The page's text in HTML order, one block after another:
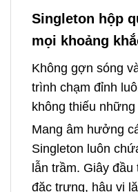
Singleton hộp
mọi khoảng
Không gợn sóng
trình chạm đỉnh
không thiếu
Mang âm hưởng
Singleton luôn
lẫn trầm. Giây
đặc trưng, hậu vị